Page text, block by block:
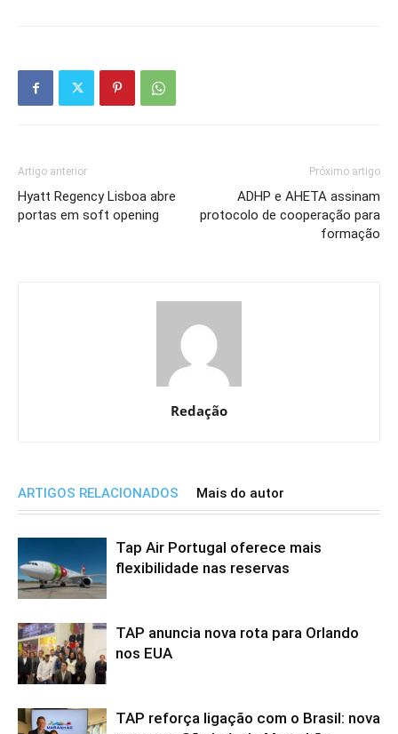
Artigo anterior
Hyatt Regency Lisboa abre
portas em soft opening
Próximo artigo
ADHP e AHETA assinam
protocolo de cooperação para
formação
Redação
ARTIGOS RELACIONADOS Mais do autor
Tap Air Portugal oferece mais
flexibilidade nas reservas
TAP anuncia nova rota para Orlando
nos EUA
TAP reforça ligação com o Brasil: nova